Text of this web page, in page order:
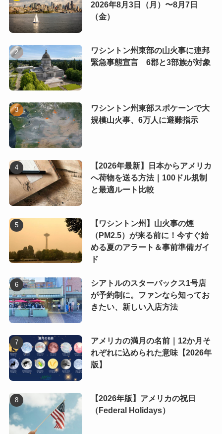
2026年8月3日（月）〜8月7日
（金）
ワシントン州東部の山火事に連邦
緊急事態宣言 6郡と3部族が対象
ワシントン州東部スポケーンで大
規模山火事、6万人に避難指示
【2026年最新】日本からアメリカ
へ荷物を送る方法｜100ドル規制
と最適ルート比較
【ワシントン州】山火事の煙
（PM2.5）が来る前に！今すぐ始
める夏のアラート＆事前準備ガイ
ド
シアトルのスターバックス1号店
が予約制に。ファンなら知ってお
きたい、新しい入店方法
アメリカの満月の名前｜12か月そ
れぞれに込められた意味【2026年
版】
【2026年版】アメリカの祝日
（Federal Holidays）